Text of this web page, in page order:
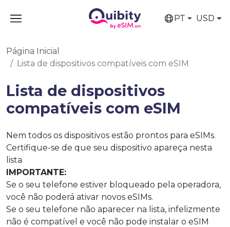
PT USD
Página Inicial
Lista de dispositivos compatíveis com eSIM
Lista de dispositivos
compatíveis com eSIM
Nem todos os dispositivos estão prontos para eSIMs.
Certifique-se de que seu dispositivo apareça nesta
lista
IMPORTANTE:
Se o seu telefone estiver bloqueado pela operadora,
você não poderá ativar novos eSIMs.
Se o seu telefone não aparecer na lista, infelizmente
não é compatível e você não pode instalar o eSIM